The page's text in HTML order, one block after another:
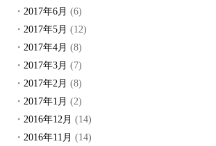
2017年6月 (6)
2017年5月 (12)
2017年4月 (8)
2017年3月 (7)
2017年2月 (8)
2017年1月 (2)
2016年12月 (14)
2016年11月 (14)